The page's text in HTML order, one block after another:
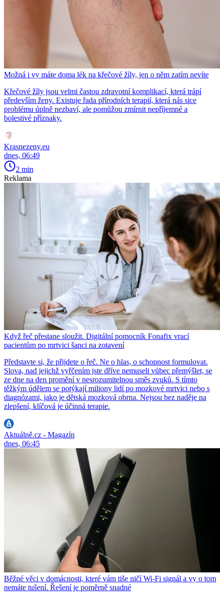
Možná i vy máte doma lék na křečové žíly, jen o něm zatím nevíte
Křečové žíly jsou velmi častou zdravotní komplikací, která trápí
především ženy. Existuje řada přírodních terapií, která nás sice
problému úplně nezbaví, ale pomůžou zmírnit nepříjemné a
bolestivé příznaky.
Krasnezeny.eu
dnes, 06:49
2 min
Reklama
Když řeč přestane sloužit. Digitální pomocník Fonafix vrací
pacientům po mrtvici šanci na zotavení
Představte si, že přijdete o řeč. Ne o hlas, o schopnost formulovat.
Slova, nad jejichž vyřčením jste dříve nemuseli vůbec přemýšlet, se
ze dne na den promění v nesrozumitelnou směs zvuků. S tímto
těžkým údělem se potýkají miliony lidí po mozkové mrtvici nebo s
diagnózami, jako je dětská mozková obrna. Nejsou bez naděje na
zlepšení, klíčová je účinná terapie.
Aktuálně.cz - Magazín
dnes, 06:45
Běžné věci v domácnosti, které vám tiše ničí Wi-Fi signál a vy o tom
nemáte tušení. Řešení je poměrně snadné